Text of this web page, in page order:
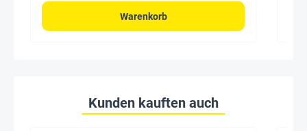
Warenkorb
Kunden kauften auch